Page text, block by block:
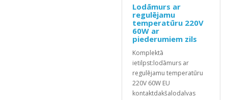
Lodāmurs ar
regulējamu
temperatūru 220V
60W ar
piederumiem zils
Komplektā
ietilpst:lodāmurs ar
regulējamu temperatūru
220V 60W EU
kontaktdakšalodalvas